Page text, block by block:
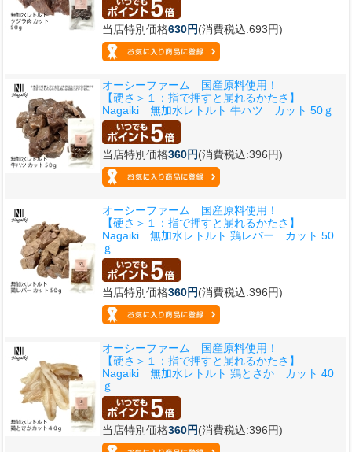
当店特別価格630円(消費税込:693円)
オーシーファーム 国産原料使用！
【硬さ＞１：指で押すと崩れるかたさ】
Nagaiki 無加水レトルト 牛ハツ カット 50ｇ
当店特別価格360円(消費税込:396円)
オーシーファーム 国産原料使用！
【硬さ＞１：指で押すと崩れるかたさ】
Nagaiki 無加水レトルト 鶏レバー カット 50
ｇ
当店特別価格360円(消費税込:396円)
オーシーファーム 国産原料使用！
【硬さ＞１：指で押すと崩れるかたさ】
Nagaiki 無加水レトルト 鶏とさか カット 40
ｇ
当店特別価格360円(消費税込:396円)